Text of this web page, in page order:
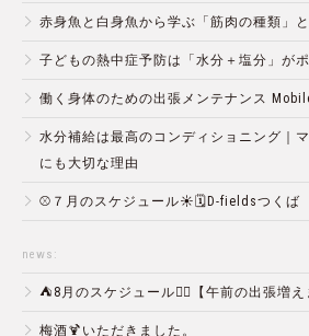
赤身魚と白身魚から学ぶ「筋肉の種類」
子どもの熱中症予防は「水分＋塩分」がポ
働く身体のための出張メンテナンス
水分補給は最高のコンディショニング｜
にも大切な理由
⚾️７月のスケジュール☀️🗓D-fieldsつくば
news:
⛺️8月のスケジュール🏄‍♂️【午前の出張増え
梅酒🍹いただきました。